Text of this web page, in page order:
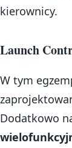
kierownicy.
Launch
W tym
Dodatkowo